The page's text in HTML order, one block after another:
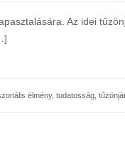
Az idei
élmény, tudatosság,